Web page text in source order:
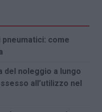
come
del noleggio a lungo
all’utilizzo nel